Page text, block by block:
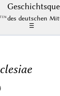
des deutschen
☰